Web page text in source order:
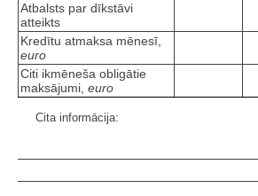
Atbalsts par dīkstāvi
atteikts
Kredītu atmaksa mēnesī,
euro
Citi ikmēneša obligātie
maksājumi, euro
Cita informācija: